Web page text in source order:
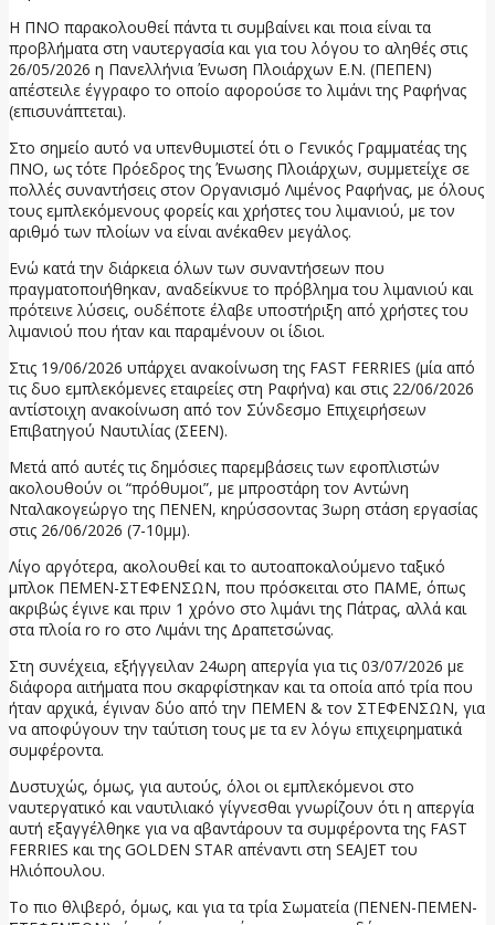
Η ΠΝΟ παρακολουθεί πάντα τι συμβαίνει και ποια είναι τα
προβλήματα στη ναυτεργασία και για του λόγου το αληθές στις
26/05/2026 η Πανελλήνια Ένωση Πλοιάρχων Ε.Ν. (ΠΕΠΕΝ)
απέστειλε έγγραφο το οποίο αφορούσε το λιμάνι της Ραφήνας
(επισυνάπτεται).
Στο σημείο αυτό να υπενθυμιστεί ότι ο Γενικός Γραμματέας της
ΠΝΟ, ως τότε Πρόεδρος της Ένωσης Πλοιάρχων, συμμετείχε σε
πολλές συναντήσεις στον Οργανισμό Λιμένος Ραφήνας, με όλους
τους εμπλεκόμενους φορείς και χρήστες του λιμανιού, με τον
αριθμό των πλοίων να είναι ανέκαθεν μεγάλος.
Ενώ κατά την διάρκεια όλων των συναντήσεων που
πραγματοποιήθηκαν, αναδείκνυε το πρόβλημα του λιμανιού και
πρότεινε λύσεις, ουδέποτε έλαβε υποστήριξη από χρήστες του
λιμανιού που ήταν και παραμένουν οι ίδιοι.
Στις 19/06/2026 υπάρχει ανακοίνωση της FAST FERRIES (μία από
τις δυο εμπλεκόμενες εταιρείες στη Ραφήνα) και στις 22/06/2026
αντίστοιχη ανακοίνωση από τον Σύνδεσμο Επιχειρήσεων
Επιβατηγού Ναυτιλίας (ΣΕΕΝ).
Μετά από αυτές τις δημόσιες παρεμβάσεις των εφοπλιστών
ακολουθούν οι “πρόθυμοι”, με μπροστάρη τον Αντώνη
Νταλακογεώργο της ΠΕΝΕΝ, κηρύσσοντας 3ωρη στάση εργασίας
στις 26/06/2026 (7-10μμ).
Λίγο αργότερα, ακολουθεί και το αυτοαποκαλούμενο ταξικό
μπλοκ ΠΕΜΕΝ-ΣΤΕΦΕΝΣΩΝ, που πρόσκειται στο ΠΑΜΕ, όπως
ακριβώς έγινε και πριν 1 χρόνο στο λιμάνι της Πάτρας, αλλά και
στα πλοία ro ro στο Λιμάνι της Δραπετσώνας.
Στη συνέχεια, εξήγγειλαν 24ωρη απεργία για τις 03/07/2026 με
διάφορα αιτήματα που σκαρφίστηκαν και τα οποία από τρία που
ήταν αρχικά, έγιναν δύο από την ΠΕΜΕΝ & τον ΣΤΕΦΕΝΣΩΝ, για
να αποφύγουν την ταύτιση τους με τα εν λόγω επιχειρηματικά
συμφέροντα.
Δυστυχώς, όμως, για αυτούς, όλοι οι εμπλεκόμενοι στο
ναυτεργατικό και ναυτιλιακό γίγνεσθαι γνωρίζουν ότι η απεργία
αυτή εξαγγέλθηκε για να αβαντάρουν τα συμφέροντα της FAST
FERRIES και της GOLDEN STAR απέναντι στη SEAJET του
Ηλιόπουλου.
Το πιο θλιβερό, όμως, και για τα τρία Σωματεία (ΠΕΝΕΝ-ΠΕΜΕΝ-